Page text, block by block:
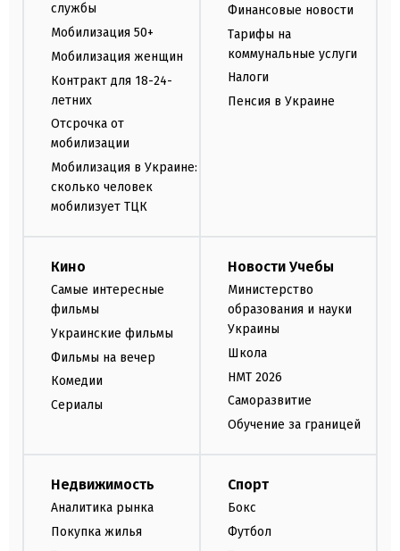
службы
Мобилизация 50+
Мобилизация женщин
Контракт для 18-24-
летних
Отсрочка от
мобилизации
Мобилизация в Украине:
сколько человек
мобилизует ТЦК
Финансовые новости
Тарифы на
коммунальные услуги
Налоги
Пенсия в Украине
Кино
Самые интересные
фильмы
Украинские фильмы
Фильмы на вечер
Комедии
Сериалы
Новости Учебы
Министерство
образования и науки
Украины
Школа
НМТ 2026
Саморазвитие
Обучение за границей
Недвижимость
Аналитика рынка
Покупка жилья
Спорт
Бокс
Футбол